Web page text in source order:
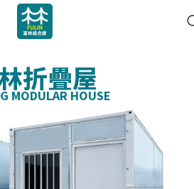
折疊屋
MODULAR HOUSE